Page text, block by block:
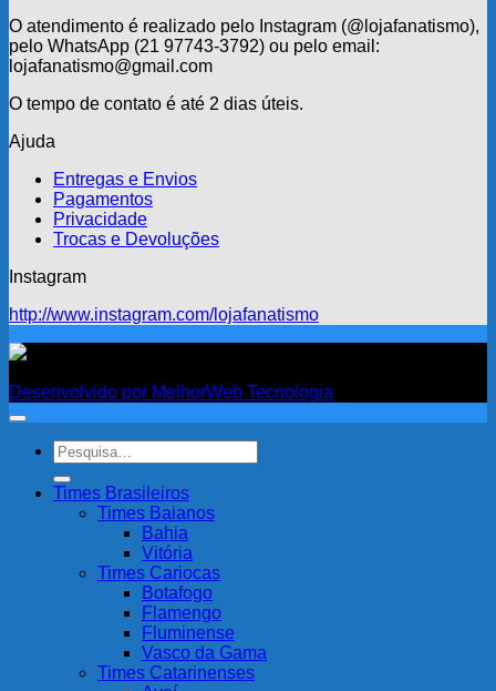
O atendimento é realizado pelo Instagram (@lojafanatismo),
pelo WhatsApp (21 97743-3792) ou pelo email:
lojafanatismo@gmail.com
O tempo de contato é até 2 dias úteis.
Ajuda
Entregas e Envios
Pagamentos
Privacidade
Trocas e Devoluções
Instagram
http://www.instagram.com/lojafanatismo
Desenvolvido por MelhorWeb Tecnologia
Pesquisar
por:
Times Brasileiros
Times Baianos
Bahia
Vitória
Times Cariocas
Botafogo
Flamengo
Fluminense
Vasco da Gama
Times Catarinenses